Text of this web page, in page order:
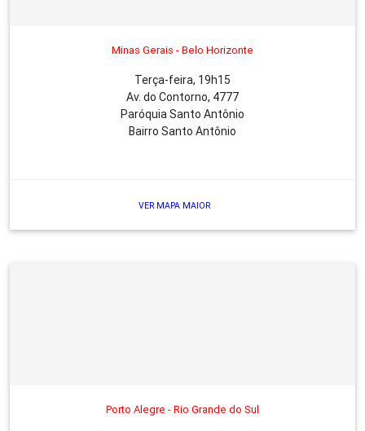
Minas Gerais - Belo Horizonte
Terça-feira, 19h15
Av. do Contorno, 4777
Paróquia Santo Antônio
Bairro Santo Antônio
VER MAPA MAIOR
Porto Alegre - Rio Grande do Sul